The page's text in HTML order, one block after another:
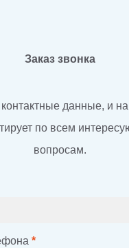
Заказ звонка
данные, и
по всем
вопросам.
*